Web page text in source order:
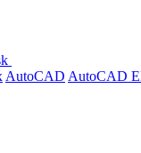
AutoCAD AutoCAD